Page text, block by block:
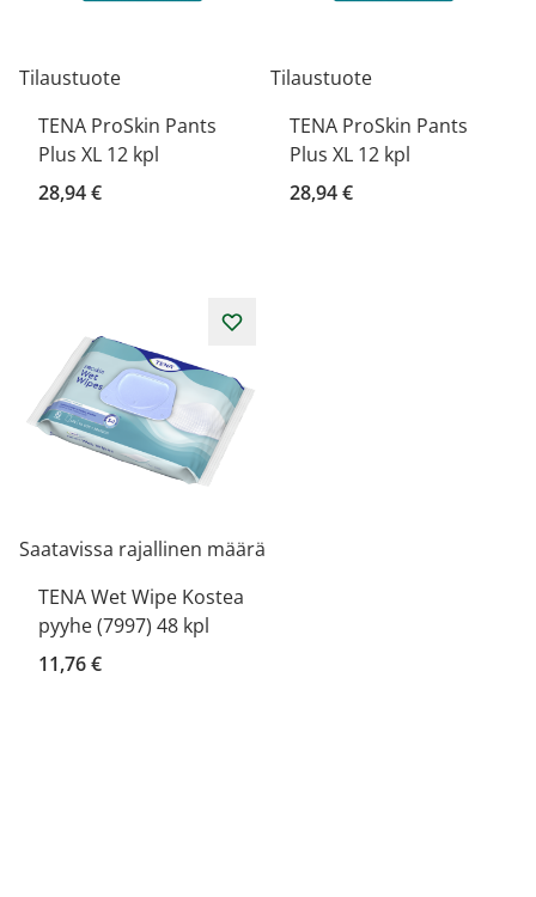
Tilaustuote
TENA ProSkin Pants
Plus XL 12 kpl
28,94 €
Tilaustuote
TENA ProSkin Pants
Plus XL 12 kpl
28,94 €
Saatavissa rajallinen määrä
TENA Wet Wipe Kostea
pyyhe (7997) 48 kpl
11,76 €